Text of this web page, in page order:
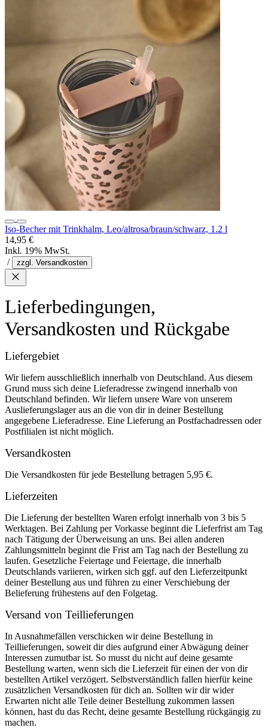
Iso-Becher mit Trinkhalm, Leo/altrosa/braun/schwarz, 1.2 l
14,95 €
Inkl. 19% MwSt.
/
zzgl. Versandkosten
Lieferbedingungen,
Versandkosten und Rückgabe
Liefergebiet
Wir liefern ausschließlich innerhalb von Deutschland. Aus diesem
Grund muss sich deine Lieferadresse zwingend innerhalb von
Deutschland befinden. Wir liefern unsere Ware von unserem
Auslieferungslager aus an die von dir in deiner Bestellung
angegebene Lieferadresse. Eine Lieferung an Postfachadressen oder
Postfilialen ist nicht möglich.
Versandkosten
Die Versandkosten für jede Bestellung betragen 5,95 €.
Lieferzeiten
Die Lieferung der bestellten Waren erfolgt innerhalb von 3 bis 5
Werktagen. Bei Zahlung per Vorkasse beginnt die Lieferfrist am Tag
nach Tätigung der Überweisung an uns. Bei allen anderen
Zahlungsmitteln beginnt die Frist am Tag nach der Bestellung zu
laufen. Gesetzliche Feiertage und Feiertage, die innerhalb
Deutschlands variieren, wirken sich ggf. auf den Lieferzeitpunkt
deiner Bestellung aus und führen zu einer Verschiebung der
Belieferung frühestens auf den Folgetag.
Versand von Teillieferungen
In Ausnahmefällen verschicken wir deine Bestellung in
Teillieferungen, soweit dir dies aufgrund einer Abwägung deiner
Interessen zumutbar ist. So musst du nicht auf deine gesamte
Bestellung warten, wenn sich die Lieferzeit für einen der von dir
bestellten Artikel verzögert. Selbstverständlich fallen hierfür keine
zusätzlichen Versandkosten für dich an. Sollten wir dir wider
Erwarten nicht alle Teile deiner Bestellung zukommen lassen
können, hast du das Recht, deine gesamte Bestellung rückgängig zu
machen.